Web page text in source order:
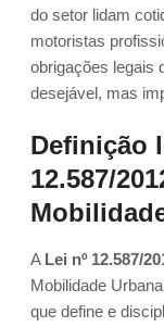
do setor lidam
motoristas
obrigações legais
desejável, mas
Definição
12.587/
A Lei nº 12.587/
Mobilidade
que define e